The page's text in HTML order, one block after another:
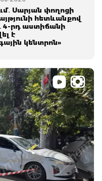
Սարյան փողոցի
հետևանքով
4-րդ աստիճանի
է
կենտրոն»